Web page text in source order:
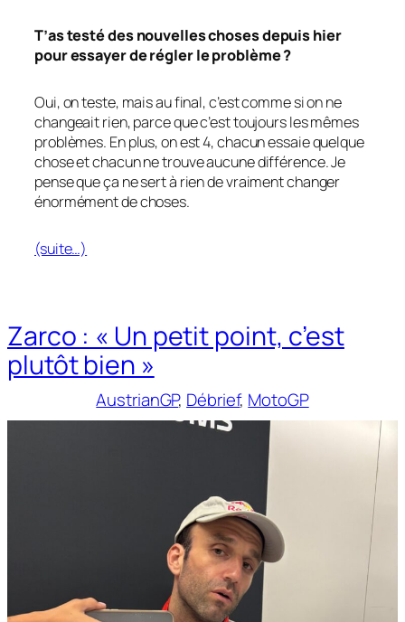
T’as testé des nouvelles choses depuis hier
pour essayer de régler le problème ?
Oui, on teste, mais au final, c’est comme si on ne
changeait rien, parce que c’est toujours les mêmes
problèmes. En plus, on est 4, chacun essaie quelque
chose et chacun ne trouve aucune différence. Je
pense que ça ne sert à rien de vraiment changer
énormément de choses.
(suite…)
Zarco : « Un petit point, c’est
plutôt bien »
AustrianGP, Débrief, MotoGP